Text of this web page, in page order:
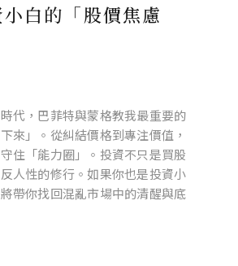
白的「股價焦慮
代，巴菲特與蒙格教我最重要的
來」。從糾結價格到專注價值，
住「能力圈」。投資不只是買股
人性的修行。如果你也是投資小
帶你找回混亂市場中的清醒與底